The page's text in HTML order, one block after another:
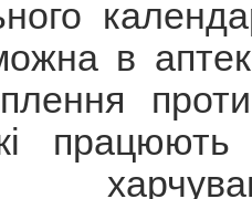
в